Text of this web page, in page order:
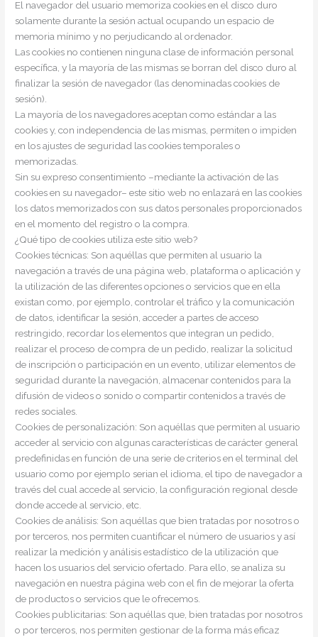
El navegador del usuario memoriza cookies en el disco duro
solamente durante la sesión actual ocupando un espacio de
memoria mínimo y no perjudicando al ordenador.
Las cookies no contienen ninguna clase de información personal
específica, y la mayoría de las mismas se borran del disco duro al
finalizar la sesión de navegador (las denominadas cookies de
sesión).
La mayoría de los navegadores aceptan como estándar a las
cookies y, con independencia de las mismas, permiten o impiden
en los ajustes de seguridad las cookies temporales o
memorizadas.
Sin su expreso consentimiento –mediante la activación de las
cookies en su navegador– este sitio web no enlazará en las cookies
los datos memorizados con sus datos personales proporcionados
en el momento del registro o la compra.
¿Qué tipo de cookies utiliza este sitio web?
Cookies técnicas: Son aquéllas que permiten al usuario la
navegación a través de una página web, plataforma o aplicación y
la utilización de las diferentes opciones o servicios que en ella
existan como, por ejemplo, controlar el tráfico y la comunicación
de datos, identificar la sesión, acceder a partes de acceso
restringido, recordar los elementos que integran un pedido,
realizar el proceso de compra de un pedido, realizar la solicitud
de inscripción o participación en un evento, utilizar elementos de
seguridad durante la navegación, almacenar contenidos para la
difusión de videos o sonido o compartir contenidos a través de
redes sociales.
Cookies de personalización: Son aquéllas que permiten al usuario
acceder al servicio con algunas características de carácter general
predefinidas en función de una serie de criterios en el terminal del
usuario como por ejemplo serian el idioma, el tipo de navegador a
través del cual accede al servicio, la configuración regional desde
donde accede al servicio, etc.
Cookies de análisis: Son aquéllas que bien tratadas por nosotros o
por terceros, nos permiten cuantificar el número de usuarios y así
realizar la medición y análisis estadístico de la utilización que
hacen los usuarios del servicio ofertado. Para ello, se analiza su
navegación en nuestra página web con el fin de mejorar la oferta
de productos o servicios que le ofrecemos.
Cookies publicitarias: Son aquéllas que, bien tratadas por nosotros
o por terceros, nos permiten gestionar de la forma más eficaz